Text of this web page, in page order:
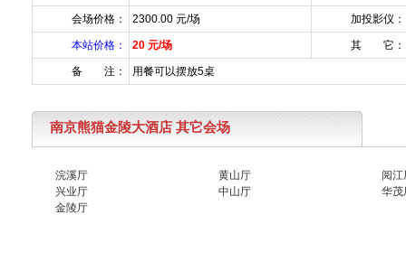
会场价格： 2300.00 元/场 加投影仪：
本站价格： 20 元/场 其 它：
备 注： 用餐可以摆放5桌
南京熊猫金陵大酒店 其它会场
浣溪厅 黄山厅
阅江
兴业厅
中山厅
华茂
金陵厅